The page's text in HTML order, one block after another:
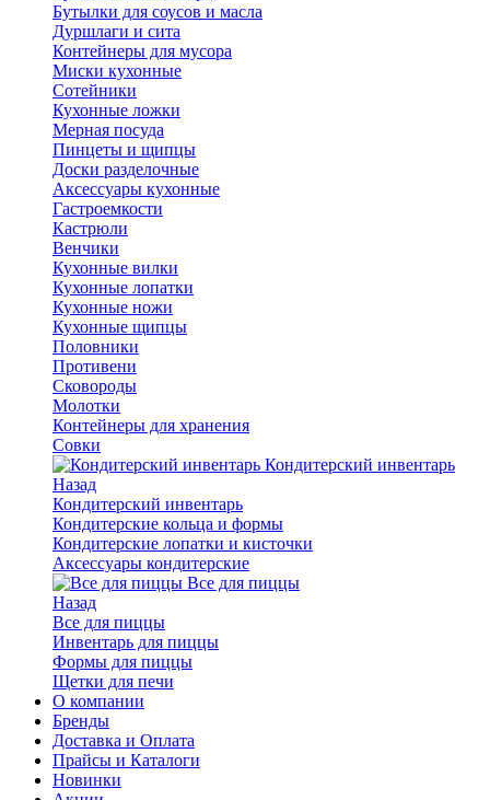
Бутылки для соусов и масла
Дуршлаги и сита
Контейнеры для мусора
Миски кухонные
Сотейники
Кухонные ложки
Мерная посуда
Пинцеты и щипцы
Доски разделочные
Аксессуары кухонные
Гастроемкости
Кастрюли
Венчики
Кухонные вилки
Кухонные лопатки
Кухонные ножи
Кухонные щипцы
Половники
Противени
Сковороды
Молотки
Контейнеры для хранения
Совки
Кондитерский инвентарь
Назад
Кондитерский инвентарь
Кондитерские кольца и формы
Кондитерские лопатки и кисточки
Аксессуары кондитерские
Все для пиццы
Назад
Все для пиццы
Инвентарь для пиццы
Формы для пиццы
Щетки для печи
О компании
Бренды
Доставка и Оплата
Прайсы и Каталоги
Новинки